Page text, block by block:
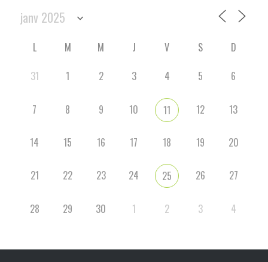
L M M J V S
D
31
1 2 3 4 5 6
7 8 9 10 11 12 13
14 15 16 17 18 19 20
21 22 23 24 25 26 27
28 29 30 1 2 3 4